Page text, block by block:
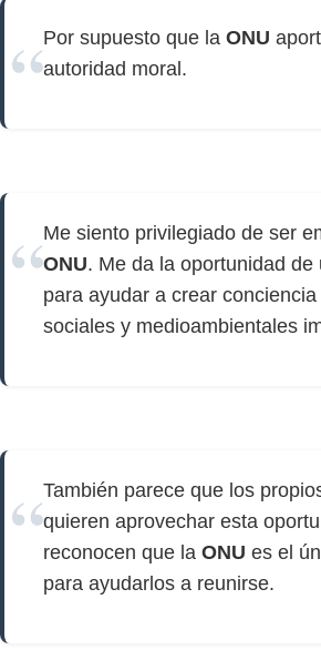
Por supuesto que la ONU
autoridad moral.
Me siento privilegiado de ser
ONU. Me da la oportunidad de
para ayudar a crear
sociales y medioambientales
También parece que los
quieren aprovechar esta
reconocen que la ONU es el
para ayudarlos a reunirse.